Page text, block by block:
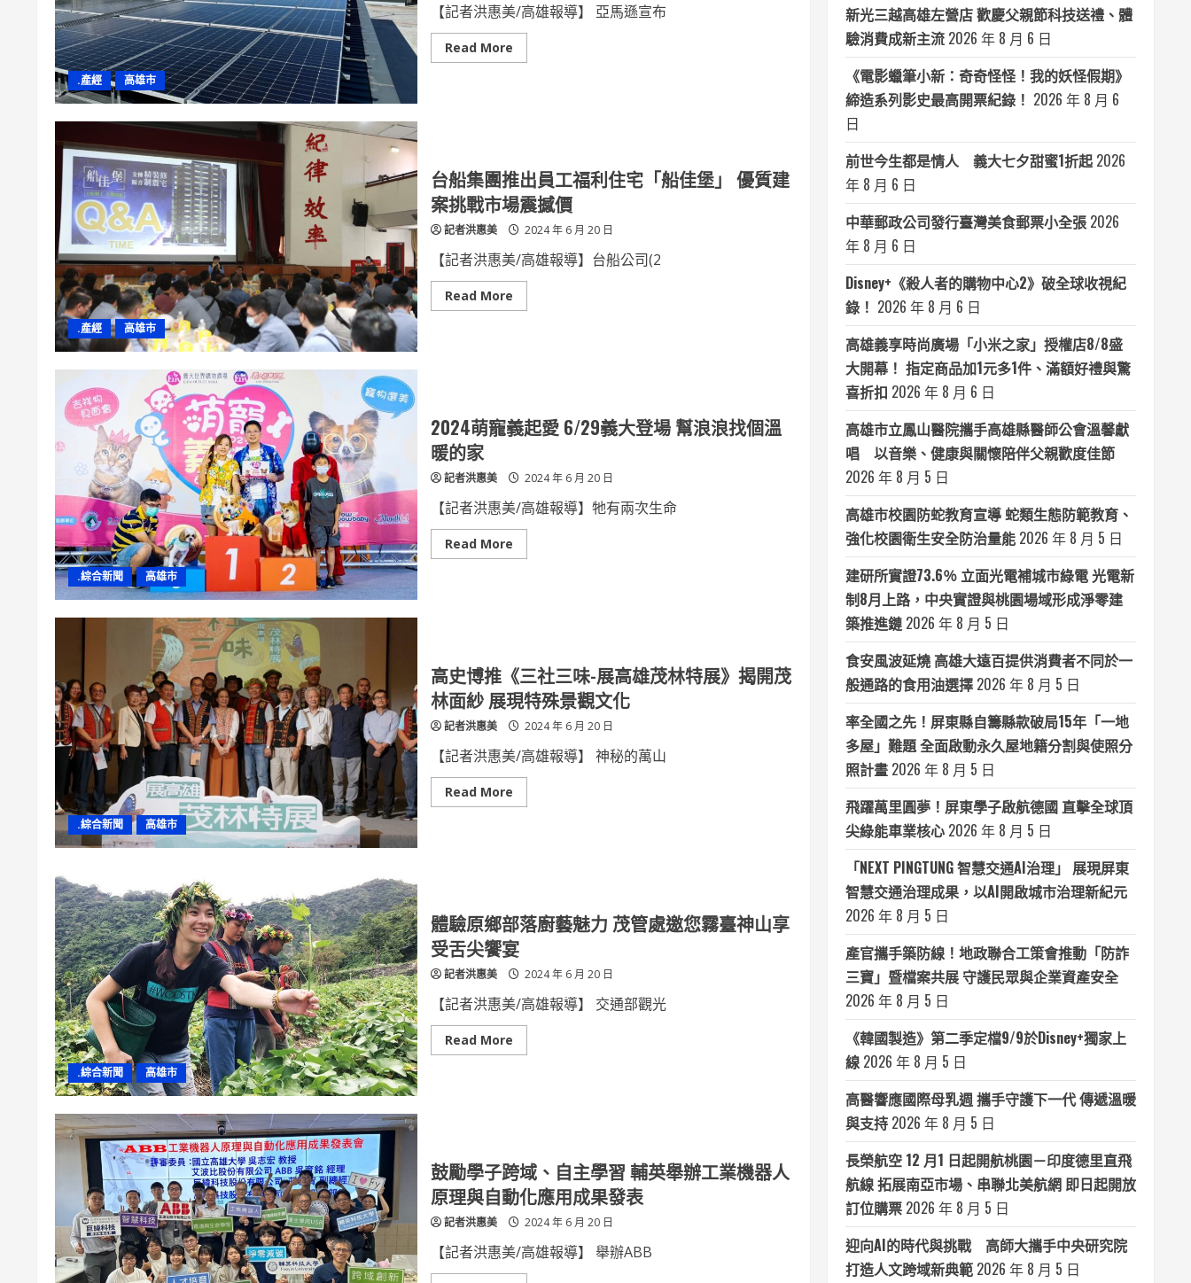
進
復
甦
態
勢
.產經 高雄市
【記者洪惠美/高雄報導】 亞馬遜宣布
Read MoreRead
more
放
三
地
能
源
旗
三
地
怪
獸
電
綠
電
.產經 高雄市
台船集團推出員工福利住宅「船佳堡」 優質建
案挑戰市場震撼價
記者洪惠美 2024 年 6 月 20 日
【記者洪惠美/高雄報導】台船公司(2
Read MoreRead
more
工
福
宅
「船
堡」
優
質
建
案
.綜合新聞 高雄市
2024萌寵義起愛 6/29義大登場 幫浪浪找個溫
暖的家
記者洪惠美 2024 年 6 月 20 日
【記者洪惠美/高雄報導】牠有兩次生命
Read MoreRead
more
義
大
登
場
幫
浪
找
個
溫
暖
的
.綜合新聞 高雄市
高史博推《三社三味-展高雄茂林特展》揭開茂
林面紗 展現特殊景觀文化
記者洪惠美 2024 年 6 月 20 日
【記者洪惠美/高雄報導】 神秘的萬山
Read MoreRead
more
味-
展
高
雄
茂
林
展》
揭
開
茂
林
文
化
.綜合新聞 高雄市
體驗原鄉部落廚藝魅力 茂管處邀您霧臺神山享
受舌尖饗宴
記者洪惠美 2024 年 6 月 20 日
【記者洪惠美/高雄報導】 交通部觀光
Read MoreRead
more
藝
魅
力
茂
管
處
您
霧
臺
鼓勵學子跨域、自主學習 輔英舉辦工業機器人
原理與自動化應用成果發表
記者洪惠美 2024 年 6 月 20 日
【記者洪惠美/高雄報導】 舉辦ABB
新光三越高雄左營店 歡慶父親節科技送禮、體
驗消費成新主流 2026 年 8 月 6 日
《電影蠟筆小新：奇奇怪怪！我的妖怪假期》
締造系列影史最高開票紀錄！ 2026 年 8 月 6
日
前世今生都是情人 義大七夕甜蜜1折起 2026
年 8 月 6 日
中華郵政公司發行臺灣美食郵票小全張 2026
年 8 月 6 日
Disney+《殺人者的購物中心2》破全球收視紀
錄！ 2026 年 8 月 6 日
高雄義享時尚廣場「小米之家」授權店8/8盛
大開幕！ 指定商品加1元多1件、滿額好禮與驚
喜折扣 2026 年 8 月 6 日
高雄市立鳳山醫院攜手高雄縣醫師公會溫馨獻
唱 以音樂、健康與關懷陪伴父親歡度佳節
2026 年 8 月 5 日
高雄市校園防蛇教育宣導 蛇類生態防範教育、
強化校園衛生安全防治量能 2026 年 8 月 5 日
建研所實證73.6％ 立面光電補城市綠電 光電新
制8月上路，中央實證與桃園場域形成淨零建
築推進鏈 2026 年 8 月 5 日
食安風波延燒 高雄大遠百提供消費者不同於一
般通路的食用油選擇 2026 年 8 月 5 日
率全國之先！屏東縣自籌縣款破局15年「一地
多屋」難題 全面啟動永久屋地籍分割與使照分
照計畫 2026 年 8 月 5 日
飛躍萬里圓夢！屏東學子啟航德國 直擊全球頂
尖綠能車業核心 2026 年 8 月 5 日
「NEXT PINGTUNG 智慧交通AI治理」 展現屏東
智慧交通治理成果，以AI開啟城市治理新紀元
2026 年 8 月 5 日
產官攜手築防線！地政聯合工策會推動「防詐
三寶」暨檔案共展 守護民眾與企業資產安全
2026 年 8 月 5 日
《韓國製造》第二季定檔9/9於Disney+獨家上
線 2026 年 8 月 5 日
高醫響應國際母乳週 攜手守護下一代 傳遞溫暖
與支持 2026 年 8 月 5 日
長榮航空 12 月1 日起開航桃園－印度德里直飛
航線 拓展南亞市場、串聯北美航網 即日起開放
訂位購票 2026 年 8 月 5 日
迎向AI的時代與挑戰 高師大攜手中央研究院
打造人文跨域新典範 2026 年 8 月 5 日